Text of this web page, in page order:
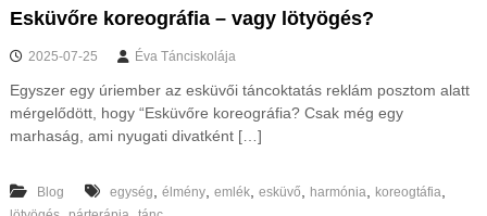
Esküvőre koreográfia – vagy lötyögés?
2025-07-25 Éva Tánciskolája
Egyszer egy úriember az esküvői táncoktatás reklám posztom alatt
mérgelődött, hogy “Esküvőre koreográfia? Csak még egy
marhaság, ami nyugati divatként […]
Blog egység élmény, emlék, esküvő harmónia koreogtáfia